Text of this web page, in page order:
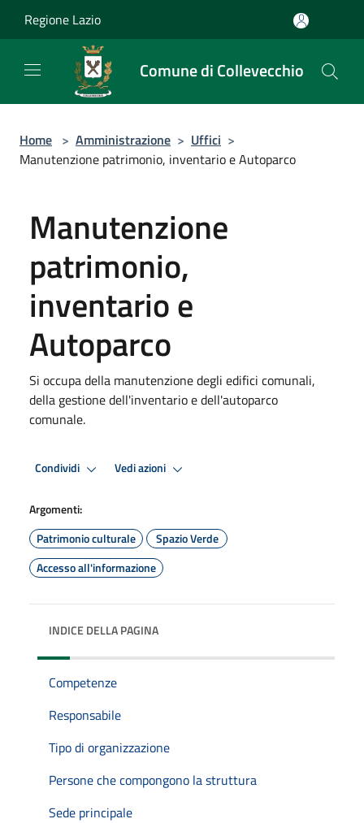
Regione Lazio
Comune di Collevecchio
Home > Amministrazione > Uffici >
Manutenzione patrimonio, inventario e Autoparco
Manutenzione
patrimonio,
inventario e
Autoparco
Si occupa della manutenzione degli edifici comunali,
della gestione dell'inventario e dell'autoparco
comunale.
Condividi Vedi azioni
Argomenti:
Patrimonio culturale
Spazio Verde
Accesso all'informazione
INDICE DELLA PAGINA
Competenze
Responsabile
Tipo di organizzazione
Persone che compongono la struttura
Sede principale